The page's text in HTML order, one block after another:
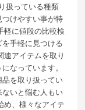
扱っている種類
けやすい事が特
軽に値段の比較検
手軽に見つける
連アイテムを取り
なっています。
を取り扱ってい
いと悩む人もい
め、様々なアイテ